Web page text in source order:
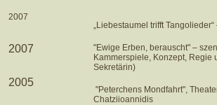
2007
„Liebestaumel trifft
2007
"Ewige Erben, berauscht" –
Kammerspiele, Konzept,
Sekretärin)
2005
"Peterchens Mondfahrt",
Chatziioannidis